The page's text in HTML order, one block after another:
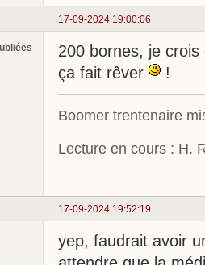
17-09-2024 19:00:06
200 bornes, je
ça fait rêver
!
Boomer trentenaire
Lecture en cours : H.
17-09-2024 19:52:19
yep, faudrait avoir